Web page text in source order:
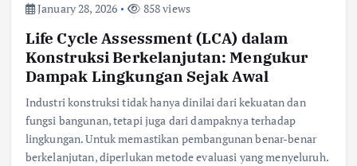
January 28, 2026
858 views
Life Cycle Assessment (LCA) dalam
Konstruksi Berkelanjutan: Mengukur
Dampak Lingkungan Sejak Awal
Industri konstruksi tidak hanya dinilai dari kekuatan dan
fungsi bangunan, tetapi juga dari dampaknya terhadap
lingkungan. Untuk memastikan pembangunan benar-benar
berkelanjutan, diperlukan metode evaluasi yang menyeluruh.